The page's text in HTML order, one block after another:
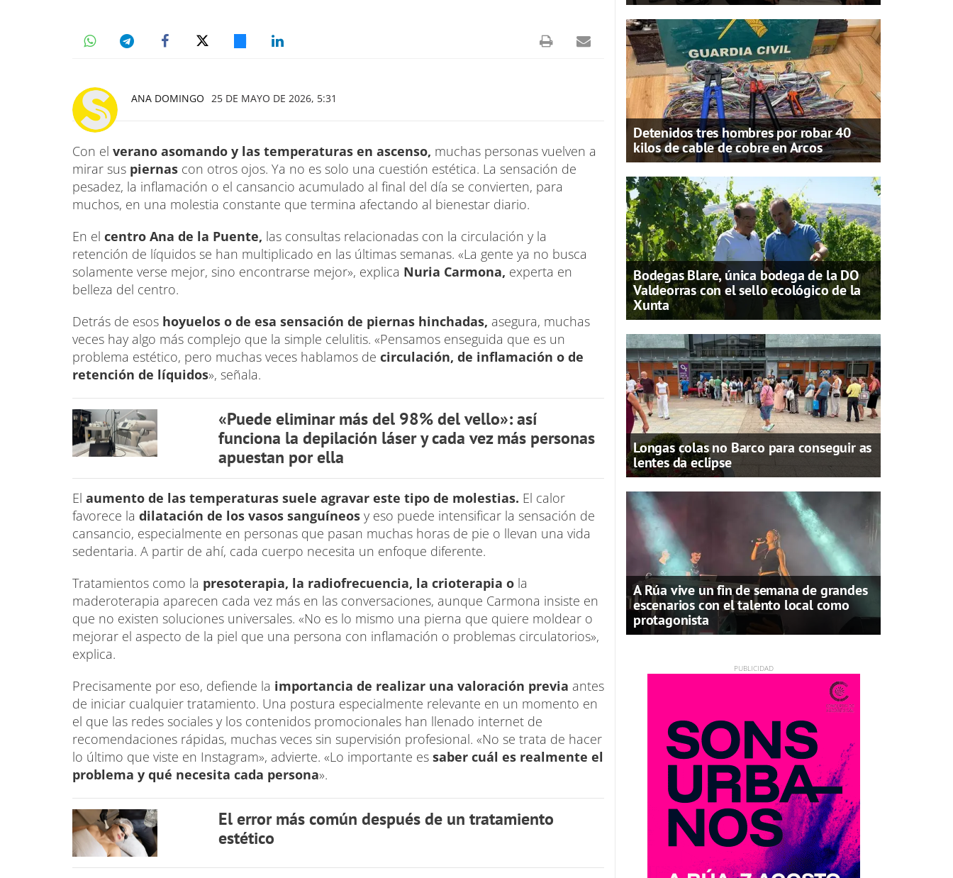
ANA DOMINGO 25 DE MAYO DE 2026, 5:31
Con el verano asomando y las temperaturas en ascenso, muchas personas vuelven a
mirar sus piernas con otros ojos. Ya no es solo una cuestión estética. La sensación de
pesadez, la inflamación o el cansancio acumulado al final del día se convierten, para
muchos, en una molestia constante que termina afectando al bienestar diario.
En el centro Ana de la Puente, las consultas relacionadas con la circulación y la
retención de líquidos se han multiplicado en las últimas semanas. «La gente ya no busca
solamente verse mejor, sino encontrarse mejor», explica Nuria Carmona, experta en
belleza del centro.
Detrás de esos hoyuelos o de esa sensación de piernas hinchadas, asegura, muchas
veces hay algo más complejo que la simple celulitis. «Pensamos enseguida que es un
problema estético, pero muchas veces hablamos de circulación, de inflamación o de
retención de líquidos», señala.
«Puede eliminar más del 98% del vello»: así
funciona la depilación láser y cada vez más personas
apuestan por ella
El aumento de las temperaturas suele agravar este tipo de molestias. El calor
favorece la dilatación de los vasos sanguíneos y eso puede intensificar la sensación de
cansancio, especialmente en personas que pasan muchas horas de pie o llevan una vida
sedentaria. A partir de ahí, cada cuerpo necesita un enfoque diferente.
Tratamientos como la presoterapia, la radiofrecuencia, la crioterapia o la
maderoterapia aparecen cada vez más en las conversaciones, aunque Carmona insiste en
que no existen soluciones universales. «No es lo mismo una pierna que quiere moldear o
mejorar el aspecto de la piel que una persona con inflamación o problemas circulatorios»,
explica.
Precisamente por eso, defiende la importancia de realizar una valoración previa antes
de iniciar cualquier tratamiento. Una postura especialmente relevante en un momento en
el que las redes sociales y los contenidos promocionales han llenado internet de
recomendaciones rápidas, muchas veces sin supervisión profesional. «No se trata de hacer
lo último que viste en Instagram», advierte. «Lo importante es saber cuál es realmente el
problema y qué necesita cada persona».
El error más común después de un tratamiento
estético
Detenidos tres hombres por robar 40
kilos de cable de cobre en Arcos
Bodegas Blare, única bodega de la DO
Valdeorras con el sello ecológico de la
Xunta
Longas colas no Barco para conseguir as
lentes da eclipse
A Rúa vive un fin de semana de grandes
escenarios con el talento local como
protagonista